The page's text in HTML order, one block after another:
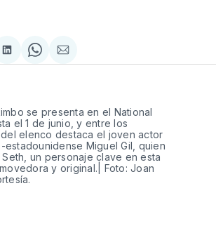
Compartir
en
Share
on
Compartir
via
se presenta en el National
el 1 de junio, y entre los
elenco destaca el joven actor
estadounidense Miguel Gil, quien
un personaje clave en esta
y original.| Foto: Joan